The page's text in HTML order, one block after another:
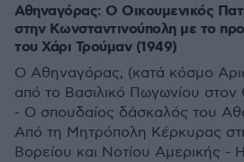
Αθηναγόρας: Ο Οικουμενικός
στην Κωνσταντινούπολη με το
του Χάρι Τρούμαν (1949)
Ο Αθηναγόρας, (κατά κόσμο
από το Βασιλικό Πωγωνίου
- Ο σπουδαίος δάσκαλός του
Από τη Μητρόπολη Κέρκυρας
Βορείου και Νοτίου Αμερικής -